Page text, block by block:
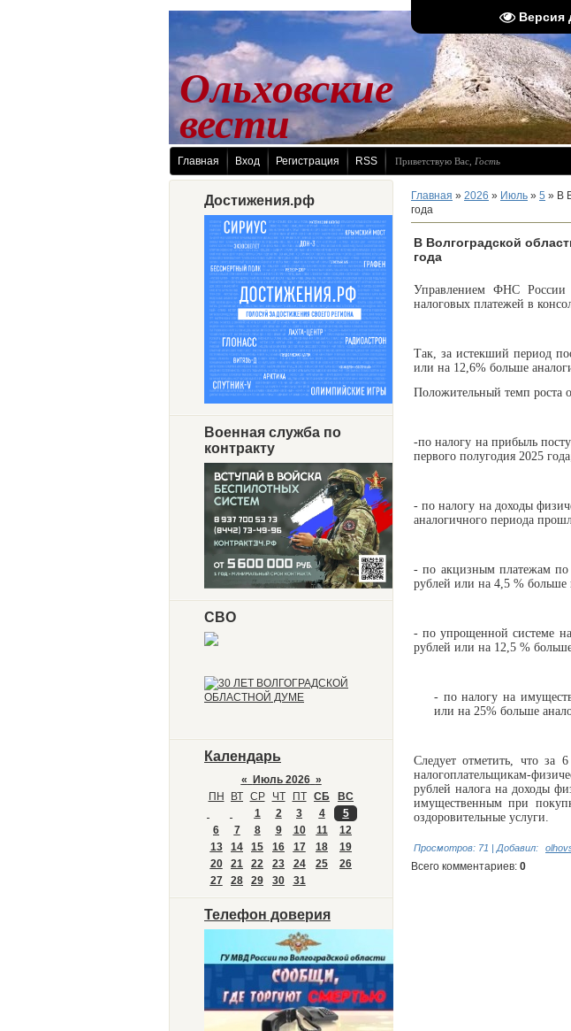
Версия
Ольховские
вести
Главная Вход Регистрация RSS Приветствую Вас Гость
Достижения.рф
Военная служба по
контракту
СВО
Календарь
« Июль 2026 »
ПН
ВТ СР ЧТ ПТ СБ
ВС
1
2 3 4
5
6
7 8 9 10 11
12
13
14 15 16 17 18
19
20
21 22 23 24 25
26
27
28 29 30 31
Телефон доверия
Главная » 2026 » Июль » 5 » В
года
В Волгоградской
года
Управлением ФНС России
налоговых платежей в
Так, за истекший период
или на 12,6% больше
Положительный темп роста
-по налогу на прибыль
первого полугодия 2025
- по налогу на доходы
аналогичного периода
- по акцизным платежам по
рублей или на 4,5 % больше
- по упрощенной системе
рублей или на 12,5 %
- по налогу на
или на 25% больше
Следует отметить, что за
налогоплательщикам-
рублей налога на доходы
имущественным при
оздоровительные услуги.
Просмотров: 71 | Добавил:
Всего комментариев: 0